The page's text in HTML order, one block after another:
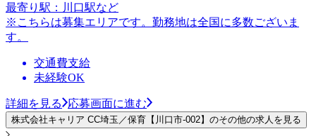
最寄り駅：川口駅など
※こちらは募集エリアです。勤務地は全国に多数ございま
す。
交通費支給
未経験OK
詳細を見る 応募画面に進む
株式会社キャリア CC埼玉／保育【川口市-002】のその他の求人を見る